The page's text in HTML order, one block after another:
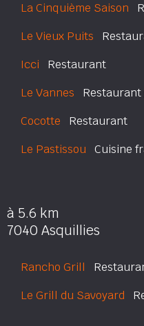
La Cinquième Saison
Le Vieux Puits
Icci Restaurant
Le Vannes Restaurant
Cocotte Restaurant
Le Pastissou Cuisine
à 5.6 km
7040 Asquillies
Rancho Grill
Le Grill du Savoyard